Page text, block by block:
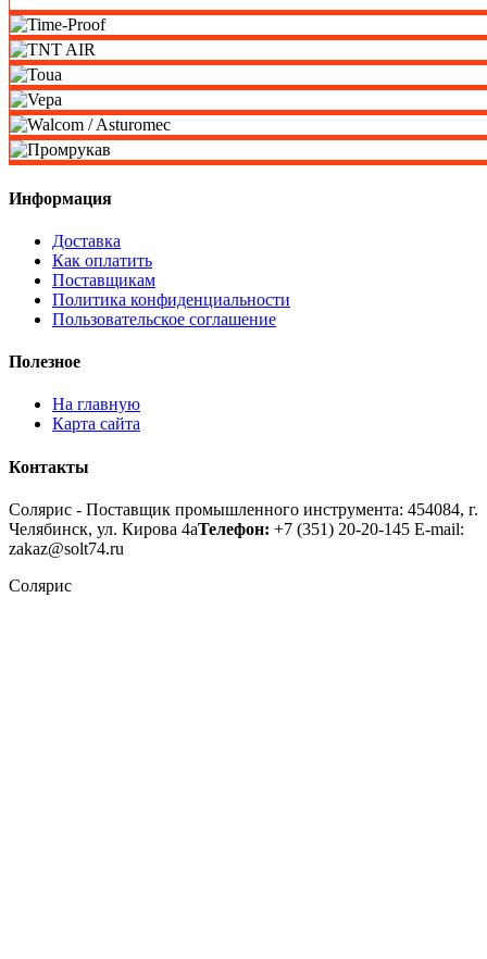
Информация
Доставка
Как оплатить
Поставщикам
Политика конфиденциальности
Пользовательское соглашение
Полезное
На главную
Карта сайта
Контакты
Солярис - Поставщик промышленного инструмента: 454084, г.
Челябинск, ул. Кирова 4аТелефон: +7 (351) 20-20-145 E-mail:
zakaz@solt74.ru
Солярис